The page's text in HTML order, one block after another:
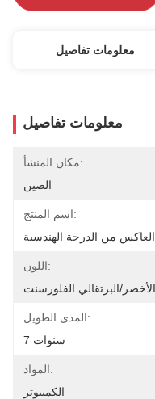
معلومات تفاصيل
معلومات تفاصيل
مكان المنشأ:
الصين
اسم المنتج:
العاكس من الدرجة الهندسية
اللون:
البرتقالي الفلورسنت
المدى الطويل:
7 سنوات
المواد:
الكمبيوتر